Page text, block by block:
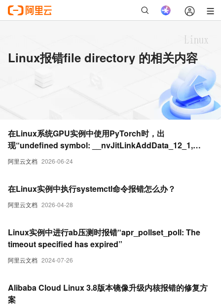
Linux报错file directory 的相关内容
阿里云文档 2026-06-24
在Linux系统GPU实例中使用PyTorch时，出
现“undefined symbol: __nvJitLinkAddData_12_1,
version libnvJitLink.so.12”报错
阿里云文档 2026-04-28
在Linux实例中执行systemctl命令报错怎么办？
阿里云文档 2024-07-26
Linux实例中进行ab压测时报错“apr_pollset_poll: The
timeout specified has expired”
Alibaba Cloud Linux 3.8版本镜像升级内核报错的修复方
案